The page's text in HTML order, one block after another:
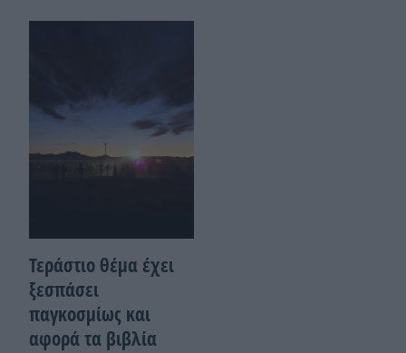
Τεράστιο θέμα έχει
ξεσπάσει
παγκοσμίως και
αφορά τα βιβλία